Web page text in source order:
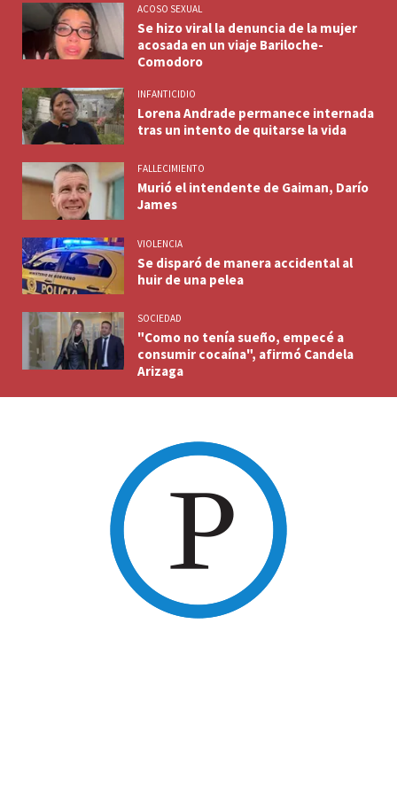
ACOSO SEXUAL
Se hizo viral la denuncia de la mujer
acosada en un viaje Bariloche-
Comodoro
INFANTICIDIO
Lorena Andrade permanece internada
tras un intento de quitarse la vida
FALLECIMIENTO
Murió el intendente de Gaiman, Darío
James
VIOLENCIA
Se disparó de manera accidental al
huir de una pelea
SOCIEDAD
"Como no tenía sueño, empecé a
consumir cocaína", afirmó Candela
Arizaga